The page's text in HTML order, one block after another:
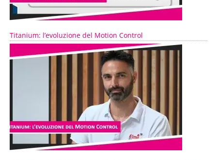
Titanium: l’evoluzione del Motion Control